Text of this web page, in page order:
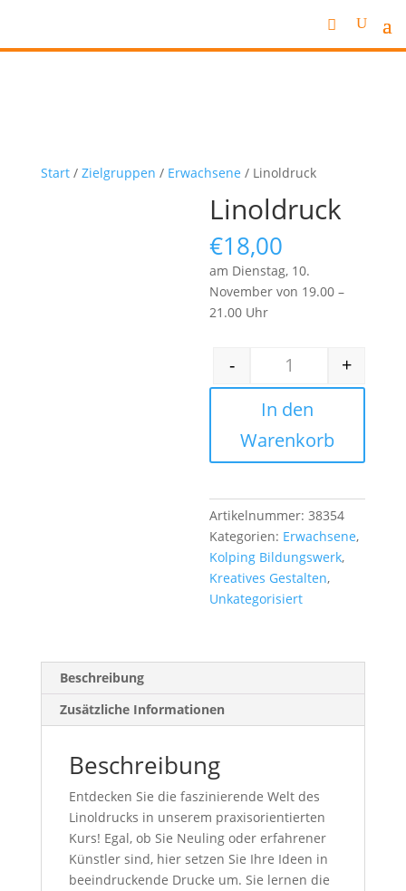
Start/ Zielgruppen / Erwachsene / Linoldruck
Linoldruck
€18,00
am Dienstag, 10.
November von 19.00 –
21.00 Uhr
Linoldruck Menge
-
+
In den
Warenkorb
Artikelnummer:38354
Kategorien: Erwachsene,
Kolping Bildungswerk,
Kreatives Gestalten,
Unkategorisiert
Beschreibung
Zusätzliche Informationen
Beschreibung
Entdecken Sie die faszinierende Welt des
Linoldrucks in unserem praxisorientierten
Kurs! Egal, ob Sie Neuling oder erfahrener
Künstler sind, hier setzen Sie Ihre Ideen in
beeindruckende Drucke um. Sie lernen die